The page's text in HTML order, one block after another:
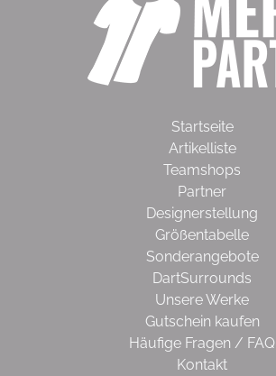
Startseite
Artikelliste
Teamshops
Partner
Designerstellung
Größentabelle
Sonderangebote
DartSurrounds
Unsere Werke
Gutschein kaufen
Häufige Fragen / FAQ
Kontakt